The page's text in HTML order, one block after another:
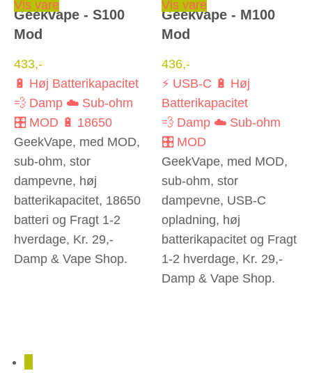
Vis vare
Geekvape - S100
Mod
433,-
🔋 Høj Batterikapacitet
💨 Damp ☁️ Sub-ohm
🎛️ MOD 🔋 18650
GeekVape, med MOD,
sub-ohm, stor
dampevne, høj
batterikapacitet, 18650
batteri og Fragt 1-2
hverdage, Kr. 29,-
Damp & Vape Shop.
Vis vare
Geekvape - M100
Mod
436,-
⚡ USB-C 🔋 Høj
Batterikapacitet
💨 Damp ☁️ Sub-ohm
🎛️ MOD
GeekVape, med MOD,
sub-ohm, stor
dampevne, USB-C
opladning, høj
batterikapacitet og Fragt
1-2 hverdage, Kr. 29,-
Damp & Vape Shop.